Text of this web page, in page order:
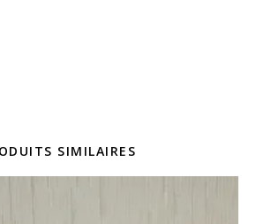
SIMILAIRES